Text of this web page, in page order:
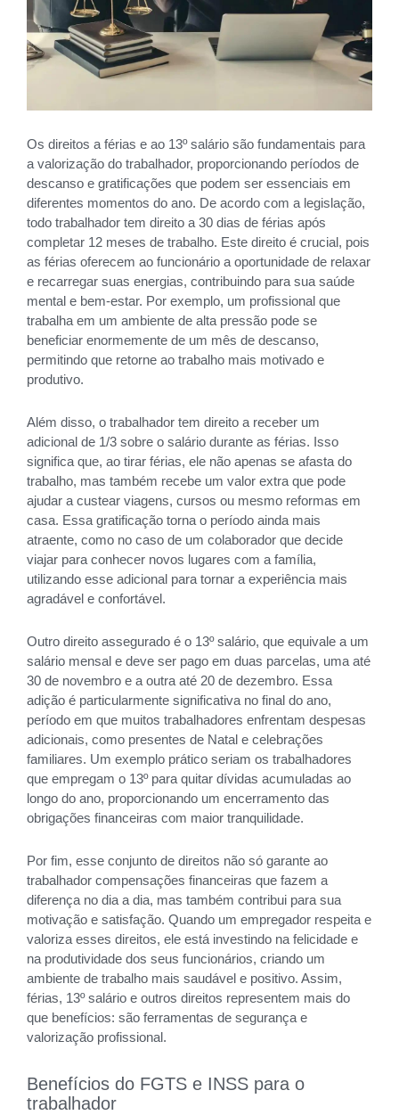
Os direitos a férias e ao 13º salário são fundamentais para
a valorização do trabalhador, proporcionando períodos de
descanso e gratificações que podem ser essenciais em
diferentes momentos do ano. De acordo com a legislação,
todo trabalhador tem direito a 30 dias de férias após
completar 12 meses de trabalho. Este direito é crucial, pois
as férias oferecem ao funcionário a oportunidade de relaxar
e recarregar suas energias, contribuindo para sua saúde
mental e bem-estar. Por exemplo, um profissional que
trabalha em um ambiente de alta pressão pode se
beneficiar enormemente de um mês de descanso,
permitindo que retorne ao trabalho mais motivado e
produtivo.
Além disso, o trabalhador tem direito a receber um
adicional de 1/3 sobre o salário durante as férias. Isso
significa que, ao tirar férias, ele não apenas se afasta do
trabalho, mas também recebe um valor extra que pode
ajudar a custear viagens, cursos ou mesmo reformas em
casa. Essa gratificação torna o período ainda mais
atraente, como no caso de um colaborador que decide
viajar para conhecer novos lugares com a família,
utilizando esse adicional para tornar a experiência mais
agradável e confortável.
Outro direito assegurado é o 13º salário, que equivale a um
salário mensal e deve ser pago em duas parcelas, uma até
30 de novembro e a outra até 20 de dezembro. Essa
adição é particularmente significativa no final do ano,
período em que muitos trabalhadores enfrentam despesas
adicionais, como presentes de Natal e celebrações
familiares. Um exemplo prático seriam os trabalhadores
que empregam o 13º para quitar dívidas acumuladas ao
longo do ano, proporcionando um encerramento das
obrigações financeiras com maior tranquilidade.
Por fim, esse conjunto de direitos não só garante ao
trabalhador compensações financeiras que fazem a
diferença no dia a dia, mas também contribui para sua
motivação e satisfação. Quando um empregador respeita e
valoriza esses direitos, ele está investindo na felicidade e
na produtividade dos seus funcionários, criando um
ambiente de trabalho mais saudável e positivo. Assim,
férias, 13º salário e outros direitos representem mais do
que benefícios: são ferramentas de segurança e
valorização profissional.
Benefícios do FGTS e INSS para o
trabalhador